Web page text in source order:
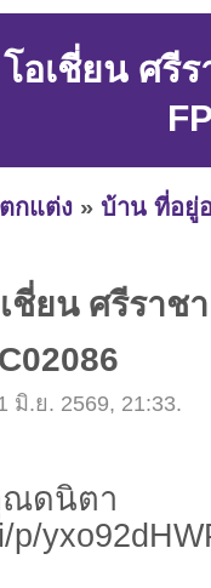
อเชี่ยน ศรี
กแต่ง » บ้าน ที่อยู่
ชี่ยน ศรีราช
มิ.ย. 2569, 21:33.
ณดนิตา
p/